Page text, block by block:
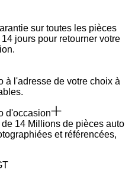
sur toutes les pièces
jours pour retourner votre
à l'adresse de votre choix à
d'occasion
14 Millions de pièces auto
et référencées,